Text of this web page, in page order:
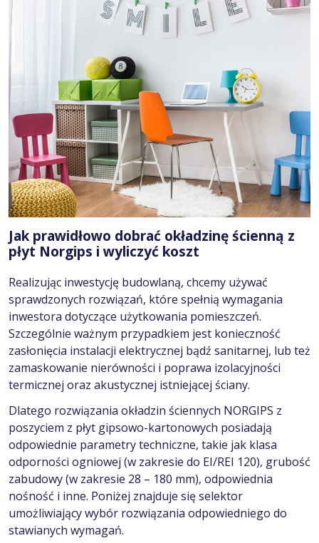
Jak prawidłowo dobrać okładzinę ścienną z
płyt Norgips i wyliczyć koszt
Realizując inwestycję budowlaną, chcemy używać
sprawdzonych rozwiązań, które spełnią wymagania
inwestora dotyczące użytkowania pomieszczeń.
Szczególnie ważnym przypadkiem jest konieczność
zasłonięcia instalacji elektrycznej bądź sanitarnej, lub też
zamaskowanie nierówności i poprawa izolacyjności
termicznej oraz akustycznej istniejącej ściany.
Dlatego rozwiązania okładzin ściennych NORGIPS z
poszyciem z płyt gipsowo-kartonowych posiadają
odpowiednie parametry techniczne, takie jak klasa
odporności ogniowej (w zakresie do EI/REI 120), grubość
zabudowy (w zakresie 28 – 180 mm), odpowiednia
nośność i inne. Poniżej znajduje się selektor
umożliwiający wybór rozwiązania odpowiedniego do
stawianych wymagań.